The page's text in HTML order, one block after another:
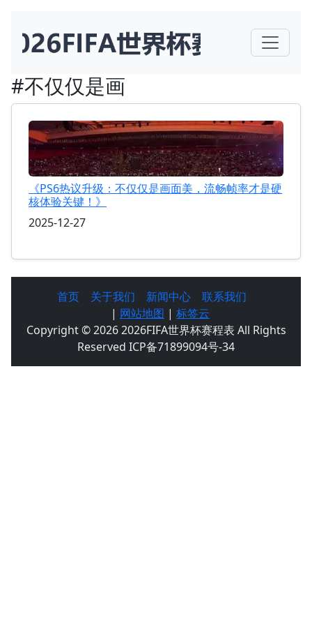
#不仅仅是画
《PS6热议升级：不仅仅是画面美，流畅帧率才是硬
核体验关键！》
2025-12-27
首页 关于我们 新闻中心
联系我们
| 网站地图 | 标签云
Copyright © 2026 2026FIFA世界杯赛程表 All Rights
Reserved ICP备71899094号-34